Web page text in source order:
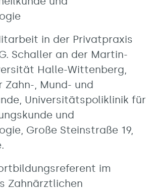
in der Privatpraxis
Schaller an der Martin-
Halle-Wittenberg,
Zahn-, Mund- und
Universitätspoliklinik für
und
Große Steinstraße 19,
im
Zahnärztlichen